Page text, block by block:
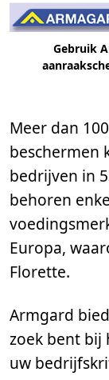
Gebruik
Meer dan
beschermen
bedrijven in
behoren
Europa,
Florette.
Armgard
zoek bent bij
uw